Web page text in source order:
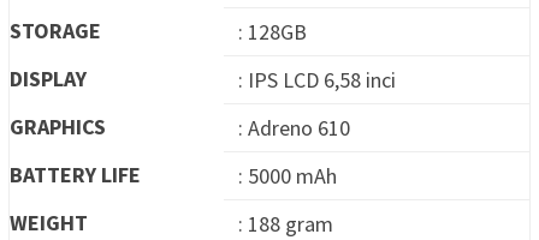
STORAGE
: 128GB
DISPLAY
: IPS LCD 6,58 inci
GRAPHICS
: Adreno 610
BATTERY LIFE
: 5000 mAh
WEIGHT
: 188 gram